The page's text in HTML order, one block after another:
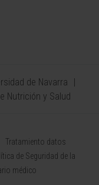
de Navarra
Nutrición y Salud
Tratamiento datos
de Seguridad de la
médico